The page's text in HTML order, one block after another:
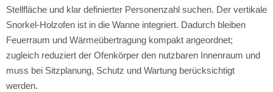
Stellfläche und klar definierter Personenzahl suchen. Der vertikale
Snorkel-Holzofen ist in die Wanne integriert. Dadurch bleiben
Feuerraum und Wärmeübertragung kompakt angeordnet;
zugleich reduziert der Ofenkörper den nutzbaren Innenraum und
muss bei Sitzplanung, Schutz und Wartung berücksichtigt
werden.